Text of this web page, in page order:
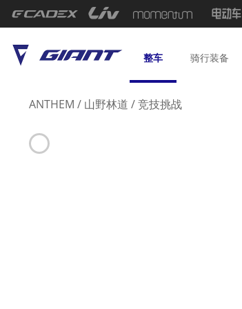
整车 骑行装备
ANTHEM / 山野林道 /竞技挑战